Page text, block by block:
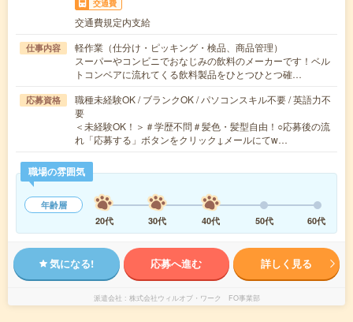
交通費
交通費規定内支給
仕事内容
軽作業（仕分け・ピッキング・検品、商品管理）
スーパーやコンビニでおなじみの飲料のメーカーです！ベル
トコンベアに流れてくる飲料製品をひとつひとつ確…
応募資格
職種未経験OK / ブランクOK / パソコンスキル不要 / 英語力不
要
＜未経験OK！＞＃学歴不問＃髪色・髪型自由！○応募後の流
れ「応募する」ボタンをクリック↓メールにてw…
職場の雰囲気
年齢層
20代
30代 40代 50代 60代
気になる! 応募へ進む 詳しく見る
派遣会社 株式会社ウィルオブ・ワーク FO事業部